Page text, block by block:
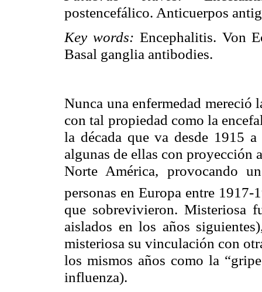
postencefálico. Anticuerpos
Key words: Encephalitis. Von
Basal ganglia antibodies.
Nunca una enfermedad mereció
con tal propiedad como la
la década que va desde 1915
algunas de ellas con
Norte América, provocando
personas en Europa entre
que sobrevivieron. Misteriosa
aislados en los años
misteriosa su vinculación con
los mismos años como la
influenza).